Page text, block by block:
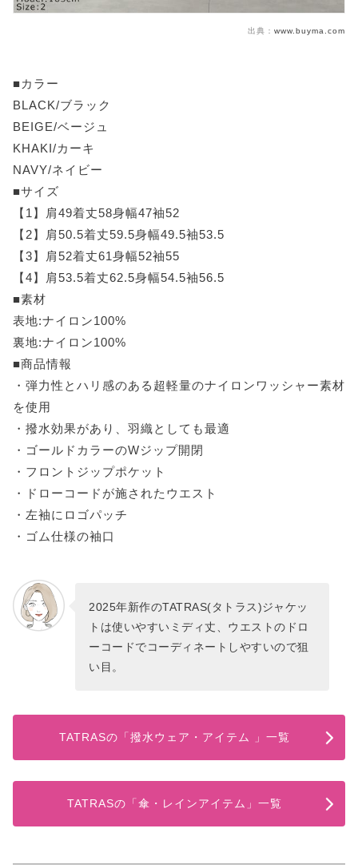
出典： www.buyma.com
■カラー
BLACK/ブラック
BEIGE/ベージュ
KHAKI/カーキ
NAVY/ネイビー
■サイズ
【1】肩49着丈58身幅47袖52
【2】肩50.5着丈59.5身幅49.5袖53.5
【3】肩52着丈61身幅52袖55
【4】肩53.5着丈62.5身幅54.5袖56.5
■素材
表地:ナイロン100%
裏地:ナイロン100%
■商品情報
・弾力性とハリ感のある超軽量のナイロンワッシャー素材
を使用
・撥水効果があり、羽織としても最適
・ゴールドカラーのWジップ開閉
・フロントジップポケット
・ドローコードが施されたウエスト
・左袖にロゴパッチ
・ゴム仕様の袖口
2025年新作のTATRAS(タトラス)ジャケッ
トは使いやすいミディ丈、ウエストのドロ
ーコードでコーディネートしやすいので狙
い目。
TATRASの「撥水ウェア・アイテム 」一覧
TATRASの「傘・レインアイテム」一覧